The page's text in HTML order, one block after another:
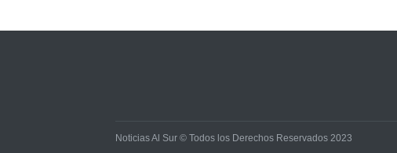
Noticias Al Sur © Todos los Derechos Reservados 2023